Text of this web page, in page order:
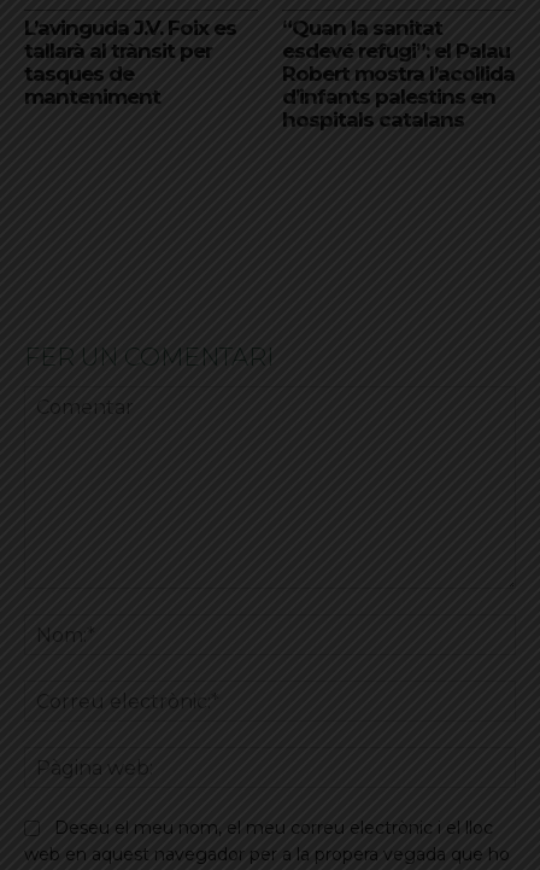
L’avinguda J.V. Foix es
tallarà al trànsit per
tasques de
manteniment
“Quan la sanitat
esdevé refugi”: el Palau
Robert mostra l’acollida
d’infants palestins en
hospitals catalans
FER UN COMENTARI
Deseu el meu nom, el meu correu electrònic i el lloc
web en aquest navegador per a la propera vegada que ho